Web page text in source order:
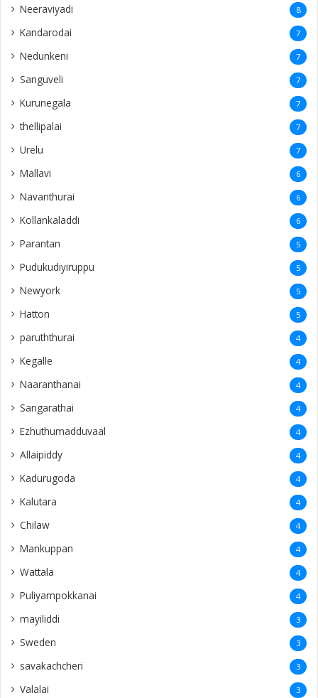
Neeraviyadi 8
Kandarodai 7
Nedunkeni 7
Sanguveli 7
Kurunegala 7
thellipalai 7
Urelu 7
Mallavi 6
Navanthurai 6
Kollankaladdi 6
Parantan 5
Pudukudiyiruppu 5
Newyork 5
Hatton 5
paruththurai 4
Kegalle 4
Naaranthanai 4
Sangarathai 4
Ezhuthumadduvaal 4
Allaipiddy 4
Kadurugoda 4
Kalutara 4
Chilaw 4
Mankuppan 4
Wattala 4
Puliyampokkanai 4
mayiliddi 3
Sweden 3
savakachcheri 3
Valalai 3